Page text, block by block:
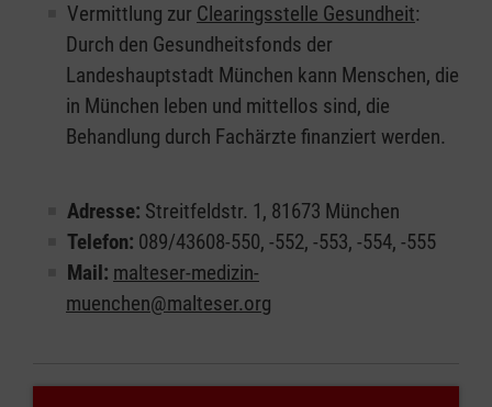
Vermittlung zur Clearingsstelle Gesundheit:
Durch den Gesundheitsfonds der
Landeshauptstadt München kann Menschen, die
in München leben und mittellos sind, die
Behandlung durch Fachärzte finanziert werden.
Adresse: Streitfeldstr. 1, 81673 München
Telefon: 089/43608-550, -552, -553, -554, -555
Mail: malteser-medizin-
muenchen@malteser.org